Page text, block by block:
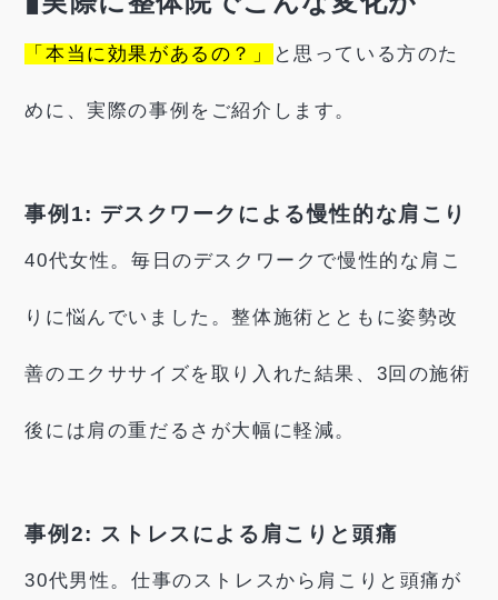
「本当に効果があるの？」 と思っている方のた
めに、実際の事例をご紹介します。
事例1: デスクワークによる慢性的な肩こり
40代女性。毎日のデスクワークで慢性的な肩こ
りに悩んでいました。整体施術とともに姿勢改
善のエクササイズを取り入れた結果、3回の施術
後には肩の重だるさが大幅に軽減。
事例2: ストレスによる肩こりと頭痛
30代男性。仕事のストレスから肩こりと頭痛が